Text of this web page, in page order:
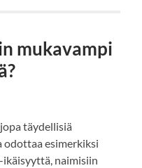
mukavampi
täydellisiä
odottaa esimerkiksi
ikäisyyttä, naimisiin